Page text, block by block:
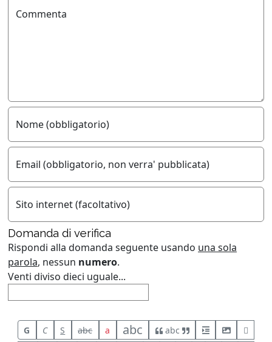
Commenta
Nome (obbligatorio)
Email (obbligatorio, non verra' pubblicata)
Sito internet (facoltativo)
Domanda di verifica
Rispondi alla domanda seguente usando una sola
parola, nessun numero.
Venti diviso dieci uguale...
G C S abc a abc
abc